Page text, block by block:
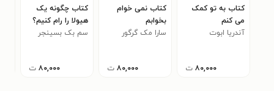
کتاب به تو کمک
می کنم
آندریا ابوت
۸۰,۰۰۰ ت
کتاب نمی خوام
بخوابم
سارا مک گرگور
۸۰,۰۰۰ ت
کتاب چگونه یک
هیولا را رام کنیم‌؟
سم بک بسینجر
۸۰,۰۰۰ ت